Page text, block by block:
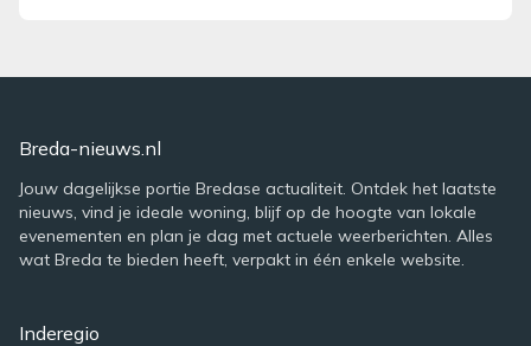
Breda-nieuws.nl
Jouw dagelijkse portie Bredase actualiteit. Ontdek het laatste
nieuws, vind je ideale woning, blijf op de hoogte van lokale
evenementen en plan je dag met actuele weerberichten. Alles
wat Breda te bieden heeft, verpakt in één enkele website.
Inderegio